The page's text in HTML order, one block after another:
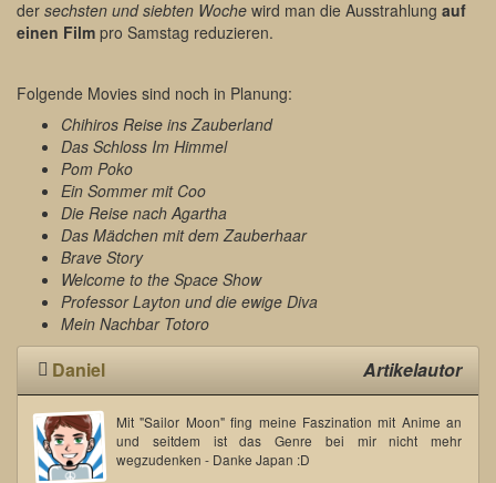
der sechsten und siebten Woche wird man die Ausstrahlung auf
einen Film pro Samstag reduzieren.
Folgende Movies sind noch in Planung:
Chihiros Reise ins Zauberland
Das Schloss Im Himmel
Pom Poko
Ein Sommer mit Coo
Die Reise nach Agartha
Das Mädchen mit dem Zauberhaar
Brave Story
Welcome to the Space Show
Professor Layton und die ewige Diva
Mein Nachbar Totoro
Daniel Artikelautor
Mit "Sailor Moon" fing meine Faszination mit Anime an
und seitdem ist das Genre bei mir nicht mehr
wegzudenken - Danke Japan :D